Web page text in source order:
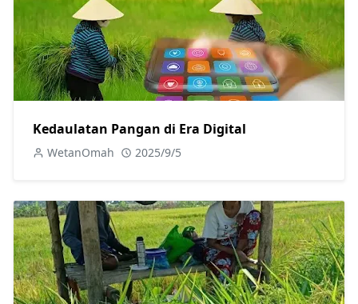
Kedaulatan Pangan di Era Digital
WetanOmah 2025/9/5